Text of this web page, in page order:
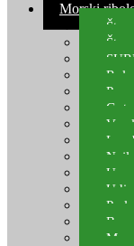
Morski
Lov